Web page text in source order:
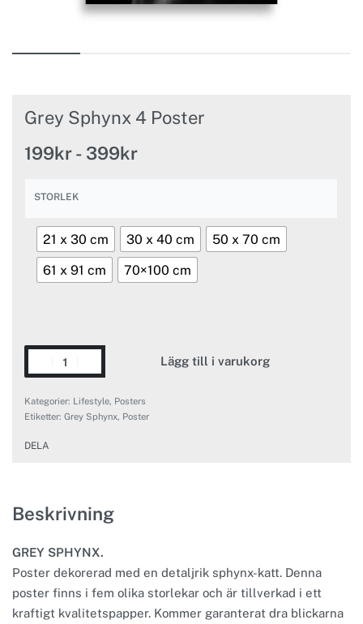
Grey Sphynx 4 Poster
199kr 399kr
STORLEK
21 x 30 cm 30 x 40 cm
50 x 70 cm
61 x 91 cm
70×100 cm
Lägg till i varukorg
Kategorier: Lifestyle, Posters
Etiketter: Grey Sphynx, Poster
DELA
Beskrivning
GREY SPHYNX.
Poster dekorerad med en detaljrik sphynx-katt. Denna
poster finns i fem olika storlekar och är tillverkad i ett
kraftigt kvalitetspapper. Kommer garanterat dra blickarna